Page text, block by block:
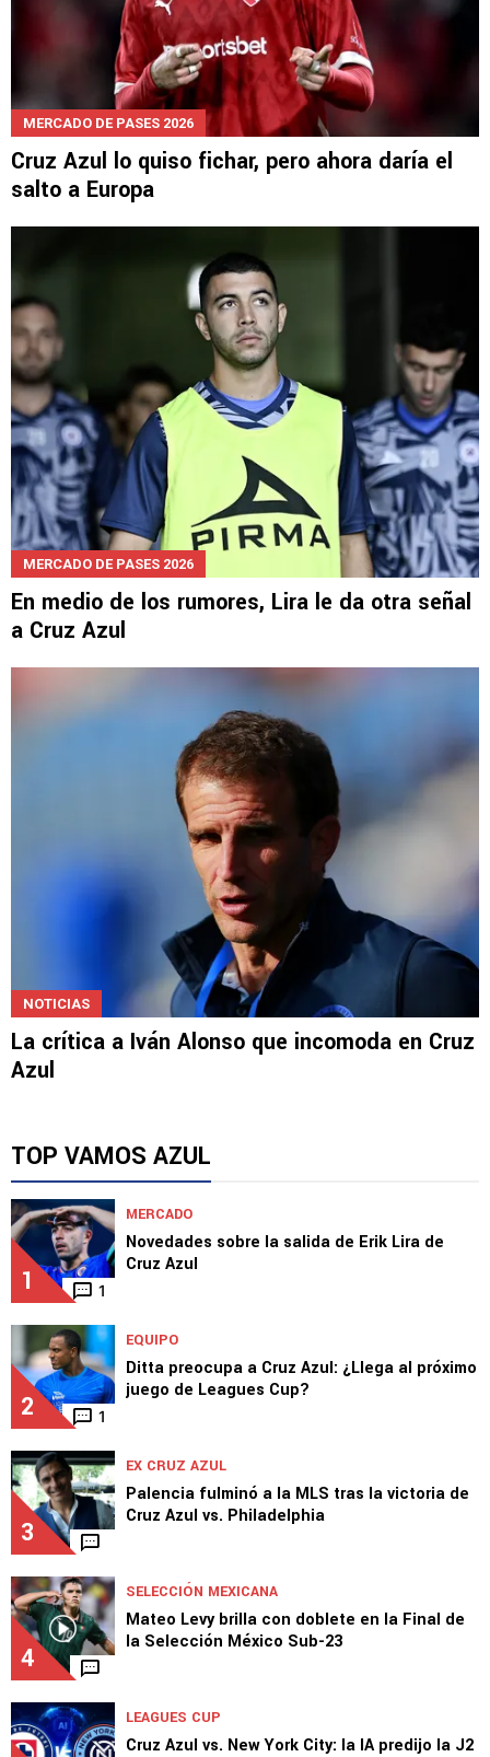
MERCADO DE PASES 2026
Cruz Azul lo quiso fichar, pero ahora daría el
salto a Europa
MERCADO DE PASES 2026
En medio de los rumores, Lira le da otra señal
a Cruz Azul
NOTICIAS
La crítica a Iván Alonso que incomoda en Cruz
Azul
TOP VAMOS AZUL
1 1
MERCADO
Novedades sobre la salida de Erik Lira de
Cruz Azul
2 1
EQUIPO
Ditta preocupa a Cruz Azul: ¿Llega al próximo
juego de Leagues Cup?
3
EX CRUZ AZUL
Palencia fulminó a la MLS tras la victoria de
Cruz Azul vs. Philadelphia
4
SELECCIÓN MEXICANA
Mateo Levy brilla con doblete en la Final de
la Selección México Sub-23
LEAGUES CUP
Cruz Azul vs. New York City: la IA predijo la J2